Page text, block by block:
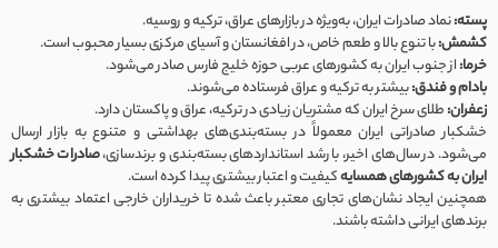
پسته:نماد صادرات ایران، به‌ویژه در بازارهای عراق، ترکیه و روسیه.
کشمش:با تنوع بالا و طعم خاص، در افغانستان و آسیای مرکزی بسیار محبوب است.
خرما:از جنوب ایران به کشورهای عربی حوزه خلیج فارس صادر می‌شود.
بادام و فندق:بیشتر به ترکیه و عراق فرستاده می‌شوند.
زعفران:طلای سرخ ایران که مشتریان زیادی در ترکیه، عراق و پاکستان دارد.
خشکبار صادراتی ایران معمولاً در بسته‌بندی‌های بهداشتی و متنوع به بازار ارسال
می‌شود. در سال‌های اخیر، با رشد استانداردهای بسته‌بندی و برندسازی،صادرات خشکبار
ایران به کشورهای همسایهکیفیت و اعتبار بیشتری پیدا کرده است.
همچنین ایجاد نشان‌های تجاری معتبر باعث شده تا خریداران خارجی اعتماد بیشتری به
برندهای ایرانی داشته باشند.